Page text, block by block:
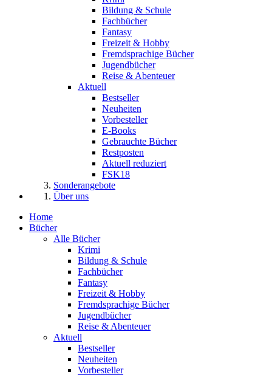
Bildung & Schule
Fachbücher
Fantasy
Freizeit & Hobby
Fremdsprachige Bücher
Jugendbücher
Reise & Abenteuer
Aktuell
Bestseller
Neuheiten
Vorbesteller
E-Books
Gebrauchte Bücher
Restposten
Aktuell reduziert
FSK18
Sonderangebote
Über uns
Home
Bücher
Alle Bücher
Krimi
Bildung & Schule
Fachbücher
Fantasy
Freizeit & Hobby
Fremdsprachige Bücher
Jugendbücher
Reise & Abenteuer
Aktuell
Bestseller
Neuheiten
Vorbesteller